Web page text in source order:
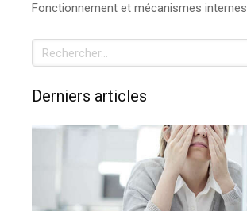
Fonctionnement et mécanismes internes
Rechercher
Derniers articles